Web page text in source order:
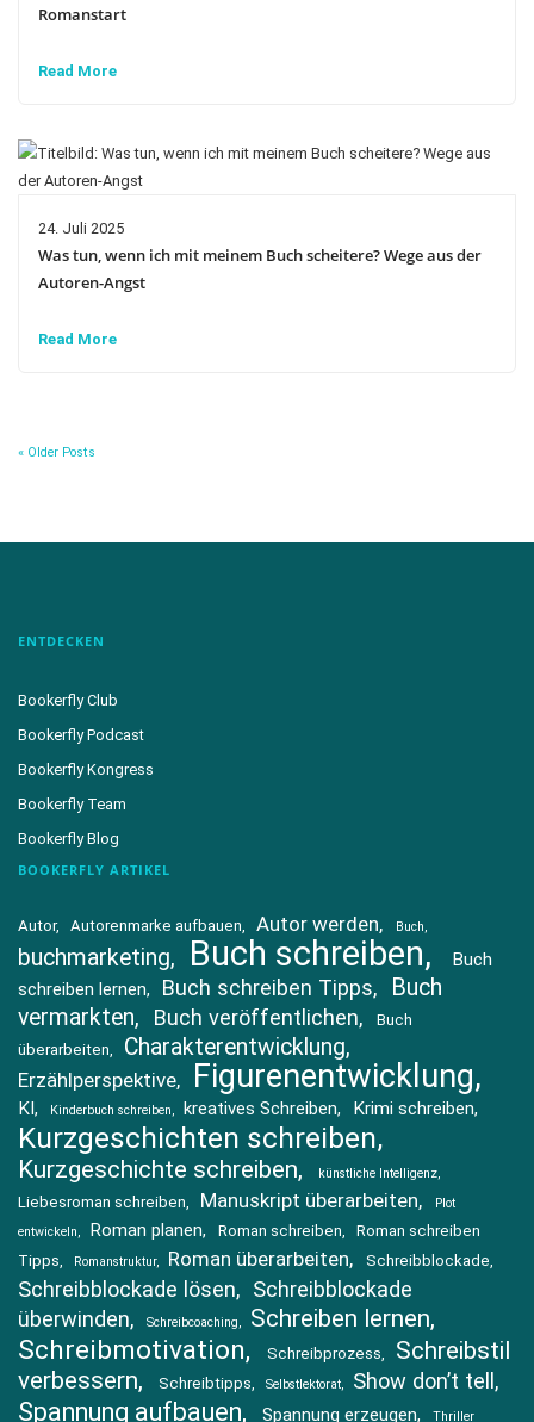
Romanstart
Read More
24. Juli 2025
Was tun, wenn ich mit meinem Buch scheitere? Wege aus der
Autoren-Angst
Read More
« Older Posts
ENTDECKEN
Bookerfly Club
Bookerfly Podcast
Bookerfly Kongress
Bookerfly Team
Bookerfly Blog
BOOKERFLY ARTIKEL
Autor Autorenmarke aufbauen Autor werden Buch
buchmarketing Buch schreiben
Buch
schreiben lernen
Buch schreiben Tipps
Buch
vermarkten
Buch veröffentlichen
Buch
überarbeiten
Charakterentwicklung
Erzählperspektive Figurenentwicklung
KI Kinderbuch schreiben kreatives Schreiben Krimi schreiben
Kurzgeschichten schreiben
Kurzgeschichte schreiben künstliche Intelligenz
Liebesroman schreiben Manuskript überarbeiten
Plot
entwickeln
Roman planen Roman schreiben
Roman schreiben
Tipps
Romanstruktur Roman überarbeiten Schreibblockade
Schreibblockade lösen
Schreibblockade
überwinden
Schreibcoaching Schreiben lernen
Schreibmotivation Schreibprozess
Schreibstil
verbessern
Schreibtipps Selbstlektorat Show don’t tell
Spannung aufbauen Spannung erzeugen Thriller